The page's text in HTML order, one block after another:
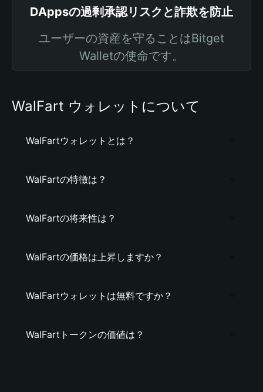
DAppsの過剰承認リスクと詐欺を防止
ユーザーの資産を守ることはBitget
Walletの使命です。
WalFart ウォレットについて
WalFartウォレットとは？
WalFartの特徴は？
WalFartの将来性は？
WalFartの価格は上昇しますか？
WalFartウォレットは無料ですか？
WalFartトークンの価値は？